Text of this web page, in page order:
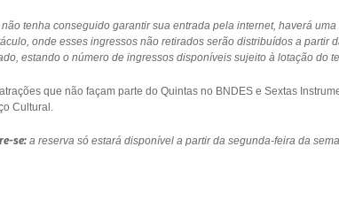
tenha conseguido garantir sua entrada pela internet, haverá
onde esses ingressos não retirados serão distribuídos a partir
estando o número de ingressos disponíveis sujeito à lotação do
que não façam parte do Quintas no BNDES e Sextas
Cultural.
se:a reserva só estará disponível a partir da segunda-feira da